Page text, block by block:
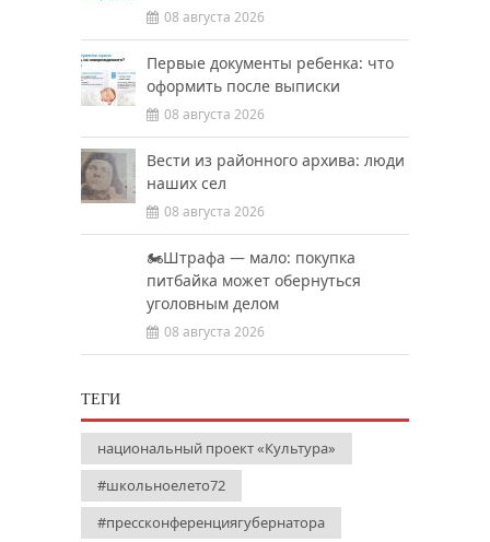
08 августа 2026
Первые документы ребенка: что
оформить после выписки
08 августа 2026
Вести из районного архива: люди
наших сел
08 августа 2026
🏍️Штрафа — мало: покупка
питбайка может обернуться
уголовным делом
08 августа 2026
ТЕГИ
национальный проект «Культура»
#школьноелето72
#прессконференциягубернатора